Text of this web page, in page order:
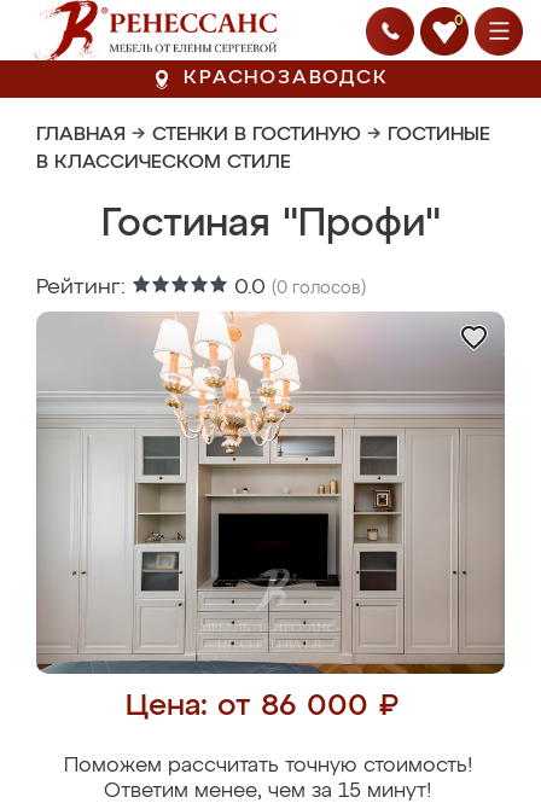
0
КРАСНОЗАВОДСК
ГЛАВНАЯ → СТЕНКИ В ГОСТИНУЮ → ГОСТИНЫЕ
В КЛАССИЧЕСКОМ СТИЛЕ
Гостиная "Профи"
Рейтинг: 0.0 (0 голосов)
Цена: от 86 000 ₽
Поможем рассчитать точную стоимость!
Ответим менее, чем за 15 минут!